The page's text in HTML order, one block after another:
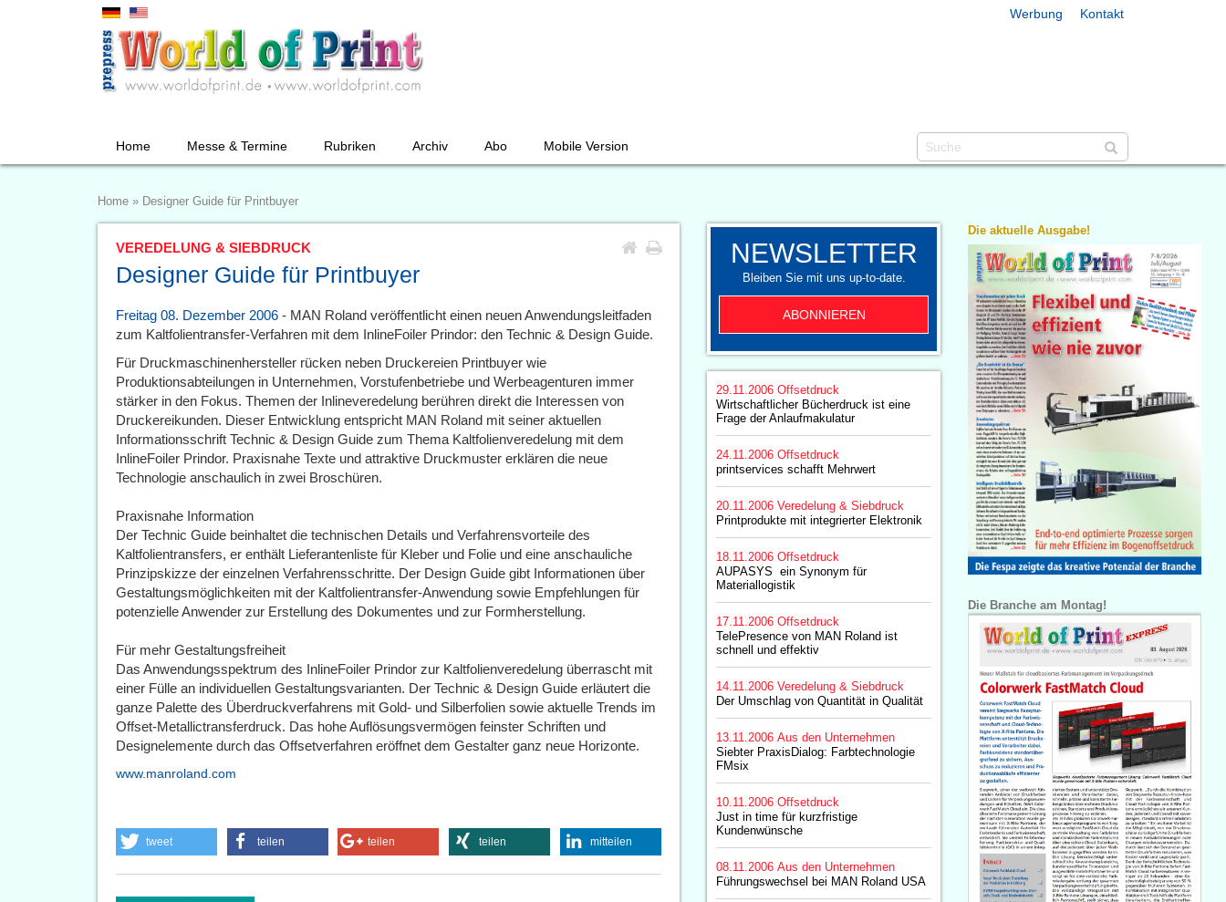
Werbung Kontakt
Home Messe & Termine Rubriken Archiv Abo Mobile Version
Home » Designer Guide für Printbuyer
VEREDELUNG & SIEBDRUCK
Designer Guide für Printbuyer
Freitag 08. Dezember 2006 - MAN Roland veröffentlicht einen neuen Anwendungsleitfaden
zum Kaltfolientransfer-Verfahren mit dem InlineFoiler Prindor: den Technic & Design Guide.
Für Druckmaschinenhersteller rücken neben Druckereien Printbuyer wie
Produktionsabteilungen in Unternehmen, Vorstufenbetriebe und Werbeagenturen immer
stärker in den Fokus. Themen der Inlineveredelung berühren direkt die Interessen von
Druckereikunden. Dieser Entwicklung entspricht MAN Roland mit seiner aktuellen
Informationsschrift Technic & Design Guide zum Thema Kaltfolienveredelung mit dem
InlineFoiler Prindor. Praxisnahe Texte und attraktive Druckmuster erklären die neue
Technologie anschaulich in zwei Broschüren.
Praxisnahe Information
Der Technic Guide beinhaltet die technischen Details und Verfahrensvorteile des
Kaltfolientransfers, er enthält Lieferantenliste für Kleber und Folie und eine anschauliche
Prinzipskizze der einzelnen Verfahrensschritte. Der Design Guide gibt Informationen über
Gestaltungsmöglichkeiten mit der Kaltfolientransfer-Anwendung sowie Empfehlungen für
potenzielle Anwender zur Erstellung des Dokumentes und zur Formherstellung.
Für mehr Gestaltungsfreiheit
Das Anwendungsspektrum des InlineFoiler Prindor zur Kaltfolienveredelung überrascht mit
einer Fülle an individuellen Gestaltungsvarianten. Der Technic & Design Guide erläutert die
ganze Palette des Überdruckverfahrens mit Gold- und Silberfolien sowie aktuelle Trends im
Offset-Metallictransferdruck. Das hohe Auflösungsvermögen feinster Schriften und
Designelemente durch das Offsetverfahren eröffnet dem Gestalter ganz neue Horizonte.
www.manroland.com
tweet teilen teilen teilen mitteilen
NEWSLETTER
Bleiben Sie mit uns up-to-date.
ABONNIEREN
29.11.2006 Offsetdruck
Wirtschaftlicher Bücherdruck ist eine
Frage der Anlaufmakulatur
24.11.2006 Offsetdruck
printservices schafft Mehrwert
20.11.2006 Veredelung & Siebdruck
Printprodukte mit integrierter Elektronik
18.11.2006 Offsetdruck
AUPASYS  ein Synonym für
Materiallogistik
17.11.2006 Offsetdruck
TelePresence von MAN Roland ist
schnell und effektiv
14.11.2006 Veredelung & Siebdruck
Der Umschlag von Quantität in Qualität
13.11.2006 Aus den Unternehmen
Siebter PraxisDialog: Farbtechnologie
FMsix
10.11.2006 Offsetdruck
Just in time für kurzfristige
Kundenwünsche
08.11.2006 Aus den Unternehmen
Führungswechsel bei MAN Roland USA
Die aktuelle Ausgabe!
Die Branche am Montag!